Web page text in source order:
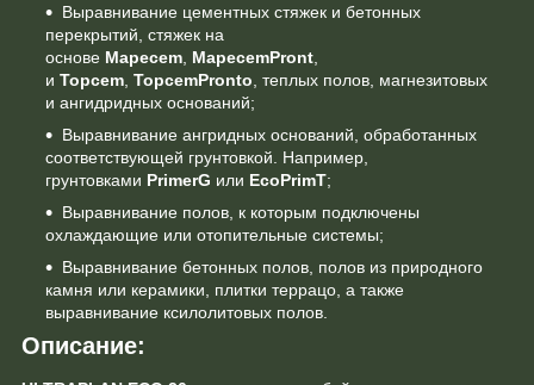
Выравнивание цементных стяжек и бетонных
перекрытий, стяжек на
основе Mapecem MapecemPront
и Topcem TopcemPronto , теплых полов, магнезитовых
и ангидридных оснований;
Выравнивание ангридных оснований, обработанных
соответствующей грунтовкой. Например,
грунтовками PrimerG или EcoPrimT;
Выравнивание полов, к которым подключены
охлаждающие или отопительные системы;
Выравнивание бетонных полов, полов из природного
камня или керамики, плитки террацо, а также
выравнивание ксилолитовых полов.
Описание: